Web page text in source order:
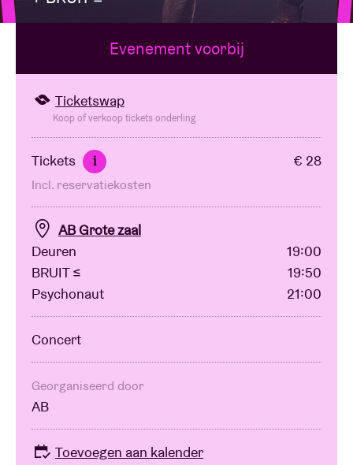
BRDCST
Concertcheque
Over AB
Contact
Evenement voorbij
Ticketswap
Koop of verkoop tickets onderling
Tickets i € 28
Incl. reservatiekosten
AB Grote zaal
Deuren
19:00
BRUIT ≤
19:50
Psychonaut
21:00
Concert
Georganiseerd door
AB
Toevoegen aan kalender